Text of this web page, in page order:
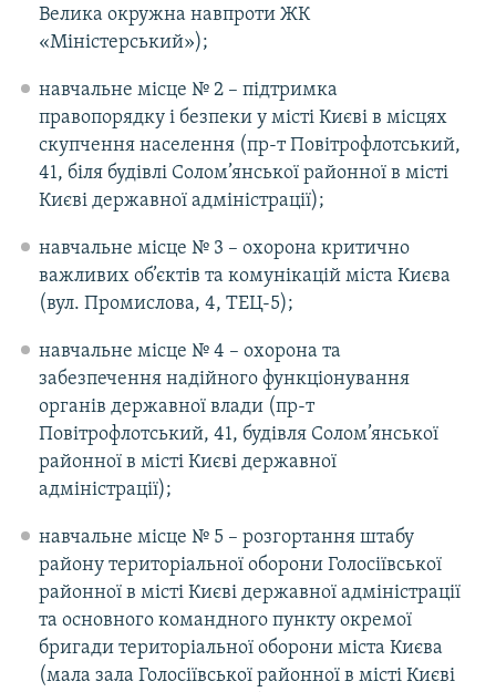
Велика окружна навпроти ЖК
«Міністерський»);
навчальне місце № 2 – підтримка
правопорядку і безпеки у місті Києві в місцях
скупчення населення (пр-т Повітрофлотський,
41, біля будівлі Солом’янської районної в місті
Києві державної адміністрації);
навчальне місце № 3 – охорона критично
важливих об’єктів та комунікацій міста Києва
(вул. Промислова, 4, ТЕЦ-5);
навчальне місце № 4 – охорона та
забезпечення надійного функціонування
органів державної влади (пр-т
Повітрофлотський, 41, будівля Солом’янської
районної в місті Києві державної
адміністрації);
навчальне місце № 5 – розгортання штабу
району територіальної оборони Голосіївської
районної в місті Києві державної адміністрації
та основного командного пункту окремої
бригади територіальної оборони міста Києва
(мала зала Голосіївської районної в місті Києві